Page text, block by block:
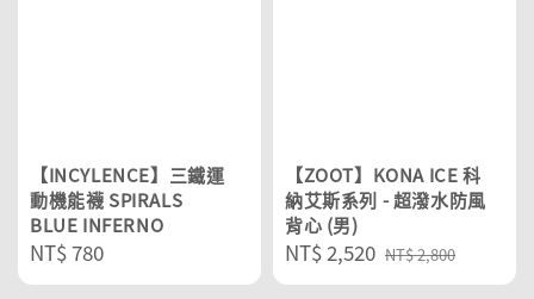
【INCYLENCE】三鐵運
動機能襪 SPIRALS
BLUE INFERNO
Regular
price
NT$ 780
【ZOOT】KONA ICE 科
納艾斯系列 - 超潑水防風
背心 (男)
Sale
price
NT$ 2,520 Regular
price
NT$ 2,800